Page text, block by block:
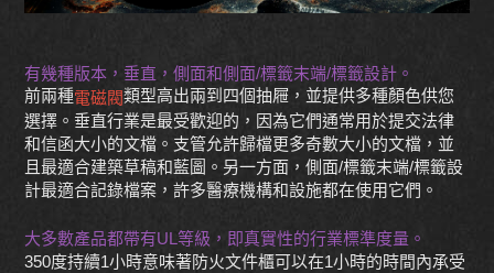
有幾種版本，垂直，側面和側面/標籤末端/標籤設計。
前兩種電磁閥類型高出兩到四個抽屜，並提供多種顏色供您
選擇。垂直行業是最受歡迎的，因為它們通常用於提交法律
和信函大小的文檔。支管允許歸檔更多奇數大小的文檔，並
且最適合建築草稿和藍圖。另一方面，側面/標籤末端/標籤設
計最適合記錄檔案，許多醫療機構和設施都在使用它們。
大多數產品都帶有UL等級，即真實性的行業標準度量。
350度持續1小時意味著防火文件櫃可以在1小時的時間內承受